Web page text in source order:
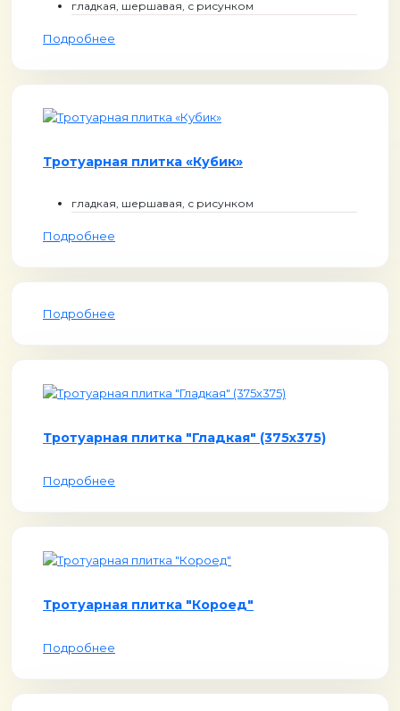
гладкая, шершавая, с рисунком
Подробнее
Тротуарная плитка «Кубик»
гладкая, шершавая, с рисунком
Подробнее
Подробнее
Тротуарная плитка "Гладкая" (375х375)
Подробнее
Тротуарная плитка "Короед"
Подробнее